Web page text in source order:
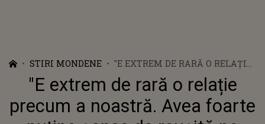
STIRI MONDENE
"E EXTREM DE RARĂ O RELAȚIE
PRECUM A NOASTRĂ. AVEA
FOARTE PUȚINE ȘANSE DE
REUȘITĂ PE TERMEN LUNG".
DANA ROGOZ ȘI RADU
"E extrem de rară o relație
precum a noastră. Avea foarte